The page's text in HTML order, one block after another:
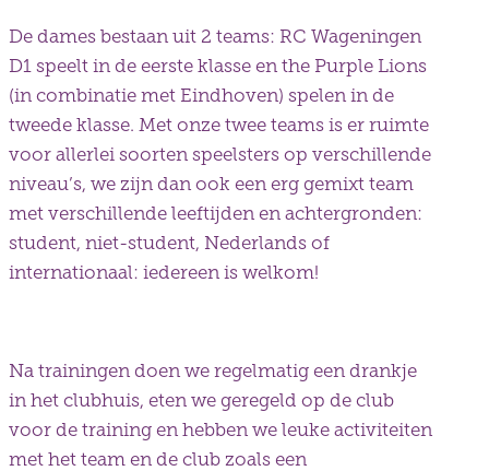
De dames bestaan uit 2 teams: RC Wageningen
D1 speelt in de eerste klasse en the Purple Lions
(in combinatie met Eindhoven) spelen in de
tweede klasse. Met onze twee teams is er ruimte
voor allerlei soorten speelsters op verschillende
niveau’s, we zijn dan ook een erg gemixt team
met verschillende leeftijden en achtergronden:
student, niet-student, Nederlands of
internationaal: iedereen is welkom!
Na trainingen doen we regelmatig een drankje
in het clubhuis, eten we geregeld op de club
voor de training en hebben we leuke activiteiten
met het team en de club zoals een